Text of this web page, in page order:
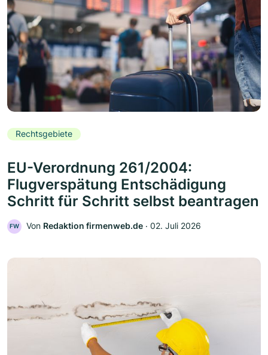
Rechtsgebiete
EU-Verordnung 261/2004:
Flugverspätung Entschädigung
Schritt für Schritt selbst beantragen
FW Von Redaktion firmenweb.de ‧ 02. Juli 2026